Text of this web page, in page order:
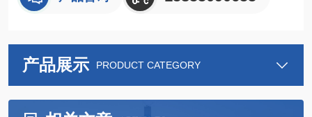
产品展示 PRODUCT CATEGORY